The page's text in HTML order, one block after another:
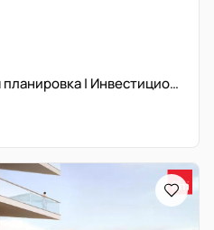
Вид на бульвар | Удобная планировка | Инвестиционное предложение